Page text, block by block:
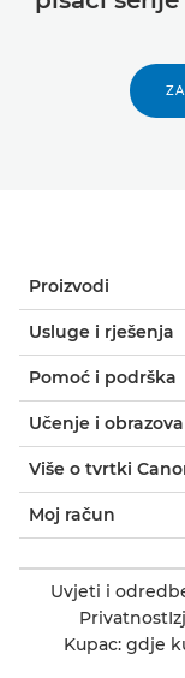
Proizvodi
Usluge i rješenja
Pomoć i podrška
Učenje i
Više o tvrtki
Moj račun
Uvjeti i
Privatnost
Kupac: gdje